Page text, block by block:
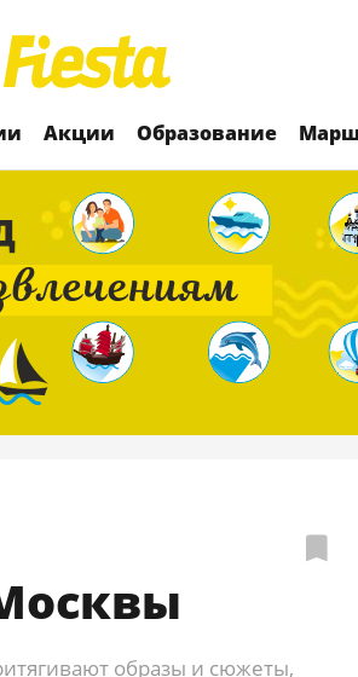
Акции Образование
образы и сюжеты,